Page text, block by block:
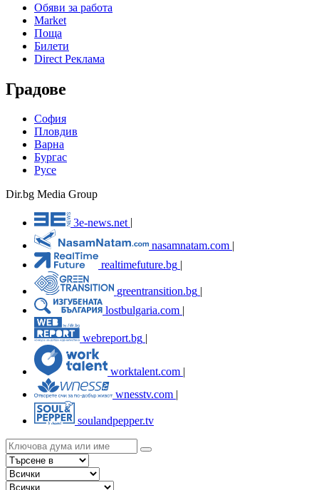
Обяви за работа
Market
Поща
Билети
Direct Реклама
Градове
София
Пловдив
Варна
Бургас
Русе
Dir.bg Media Group
3e-news.net
nasamnatam.com |
realtimefuture.bg |
greentransition.bg |
lostbulgaria.com |
webreport.bg
worktalent.com |
wnesstv.com |
soulandpepper.tv